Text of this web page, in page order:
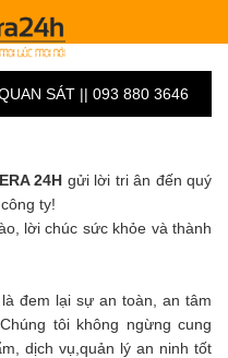
SÁT || 093 880 3646
24H gửi lời tri ân đến quý
ty!
lời chúc sức khỏe và thành
đem lại sự an toàn, an tâm
tôi không ngừng cung
dịch vụ,quản lý an ninh tốt